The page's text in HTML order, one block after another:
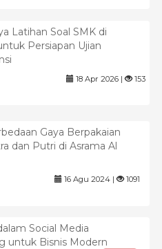
Latihan Soal SMK di
Persiapan Ujian
18 Apr 2026 | 153
Gaya Berpakaian
dan Putri di Asrama Al
16 Agu 2024 | 1091
Social Media
untuk Bisnis Modern